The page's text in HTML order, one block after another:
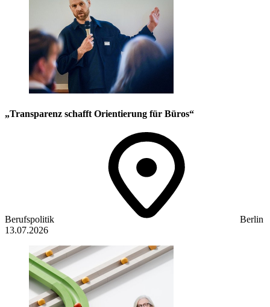
„Transparenz schafft Orientierung für Büros“
Berufspolitik
Berlin
13.07.2026